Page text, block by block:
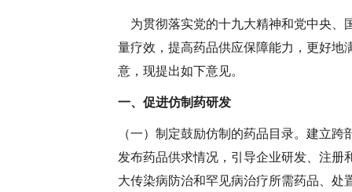
为贯彻落实党的十九大精神和党中央、
量疗效，提高药品供应保障能力，更好地
意，现提出如下意见。
一、促进仿制药研发
（一）制定鼓励仿制的药品目录。 建立跨
发布药品供求情况，引导企业研发、注
大传染病防治和罕见病治疗所需药品、